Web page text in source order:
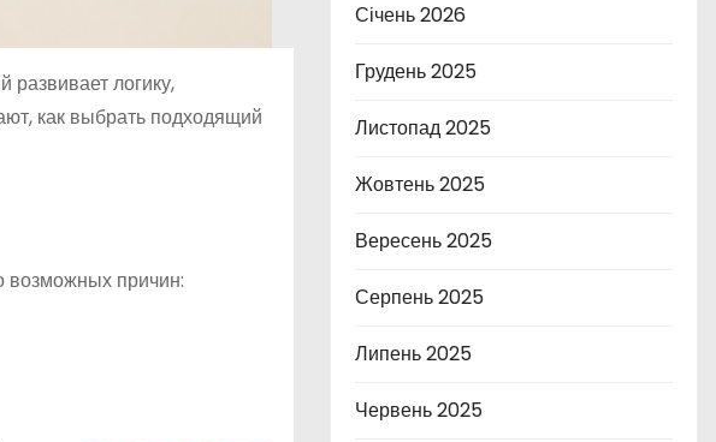
логику,
как выбрать подходящий
возможных причин:
Січень 2026
Грудень 2025
Листопад 2025
Жовтень 2025
Вересень 2025
Серпень 2025
Липень 2025
Червень 2025